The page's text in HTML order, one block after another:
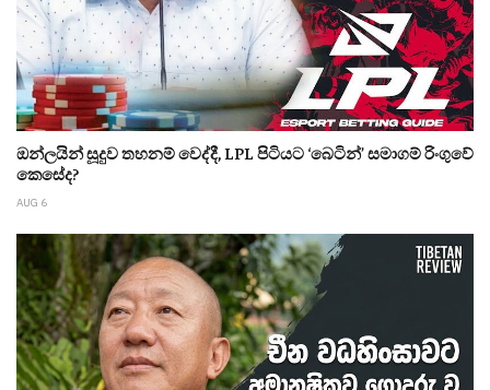
ඔන්ලයින් සූදුව තහනම් වෙද්දී, LPL පිටියට ‘බෙටින්’ සමාගම් රිංගුවේ
කෙසේද?
AUG 6